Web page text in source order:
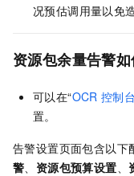
况预估调用量以免
资源包余量告警如
可以在“OCR 控制
置。
告警设置页面包含以下
警
资源包预算设置 、